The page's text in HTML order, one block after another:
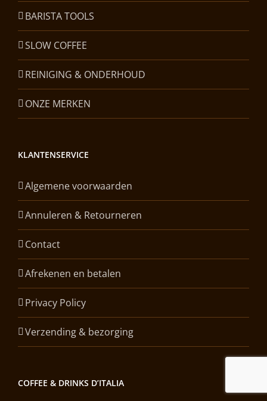
BARISTA TOOLS
SLOW COFFEE
REINIGING & ONDERHOUD
ONZE MERKEN
KLANTENSERVICE
Algemene voorwaarden
Annuleren & Retourneren
Contact
Afrekenen en betalen
Privacy Policy
Verzending & bezorging
COFFEE & DRINKS D’ITALIA